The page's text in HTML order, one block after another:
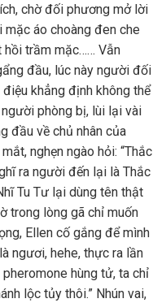
chờ đối phương mở lời
mặc áo choàng đen che
hồi trầm mặc…… Vẫn
đầu, lúc này người đối
khẳng định không thể
phòng bị, lùi lại vài
đầu về chủ nhân của
nghẹn ngào hỏi: “Thắc
ra người đến lại là Thắc
Tu Tư lại dùng tên thật
trong lòng gã chỉ muốn
Ellen cố gắng để mình
ngươi, hehe, thực ra lần
hùng tử, ta chỉ
lộc tủy thôi.” Nhún vai,